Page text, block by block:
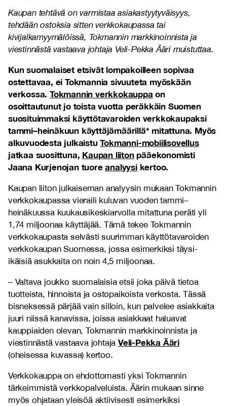
Kaupan tehtävä on varmistaa asiakastyytyväisyys,
tehdään ostoksia sitten verkkokaupassa tai
kivijalkamyymälöissä, Tokmannin markkinoinnista ja
viestinnästä vastaava johtaja Veli-Pekka Ääri muistuttaa.
Kun suomalaiset etsivät lompakoilleen sopivaa
ostettavaa, ei Tokmannia sivuuteta myöskään
verkossa.Tokmannin verkkokauppa on
osoittautunut jo toista vuotta peräkkäin Suomen
suosituimmaksi käyttötavaroiden verkkokaupaksi
tammi–heinäkuun käyttäjämäärillä* mitattuna. Myös
alkuvuodesta julkaistuTokmanni-mobiilisovellus
jatkaa suosittuna, Kaupan liiton pääekonomisti
Jaana Kurjenojan tuoreanalyysikertoo.
Kaupan liiton julkaiseman analyysin mukaan Tokmannin
verkkokaupassa vieraili kuluvan vuoden tammi–
heinäkuussa kuukausikeskiarvolla mitattuna peräti yli
1,74 miljoonaa käyttäjää. Tämä tekee Tokmannin
verkkokaupasta selvästi suurimman käyttötavaroiden
verkkokaupan Suomessa, jossa esimerkiksi täysi-
ikäisiä asukkaita on noin 4,5 miljoonaa.
– Valtava joukko suomalaisia etsii joka päivä tietoa
tuotteista, hinnoista ja ostopaikoista verkosta. Tässä
bisneksessä pärjää vain silloin, kun palvelee asiakkaita
juuri niissä kanavissa, joissa asiakkaat haluavat
kauppiaiden olevan, Tokmannin markkinoinnista ja
viestinnästä vastaava johtajaVeli-Pekka Ääri
(oheisessa kuvassa) kertoo.
Verkkokauppa on ehdottomasti yksi Tokmannin
tärkeimmistä verkkopalveluista. Äärin mukaan sinne
myös ohjataan yleisöä aktiivisesti esimerkiksi